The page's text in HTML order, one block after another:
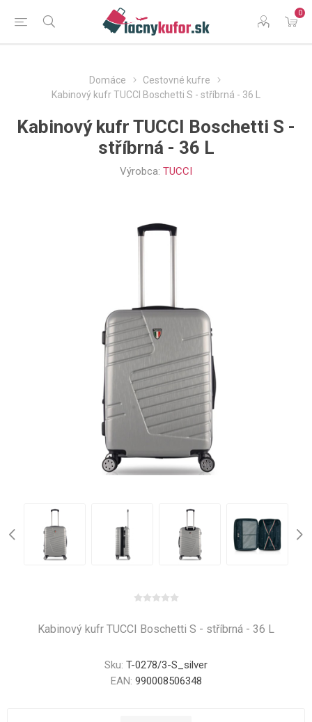
0
Domáce
Cestovné kufre
Kabinový kufr TUCCI Boschetti S - stříbrná - 36 L
Kabinový kufr TUCCI Boschetti S -
stříbrná - 36 L
Výrobca: TUCCI
Kabinový kufr TUCCI Boschetti S - stříbrná - 36 L
Sku: T-0278/3-S_silver
EAN: 990008506348